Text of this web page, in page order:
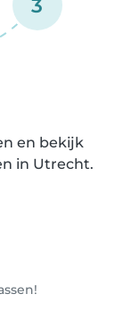
3
en bekijk
in Utrecht.